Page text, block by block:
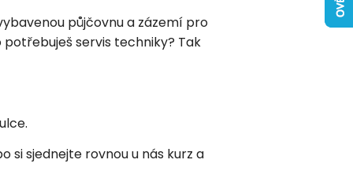
půjčovnu a zázemí pro
servis techniky? Tak
si sjednejte rovnou u nás kurz a